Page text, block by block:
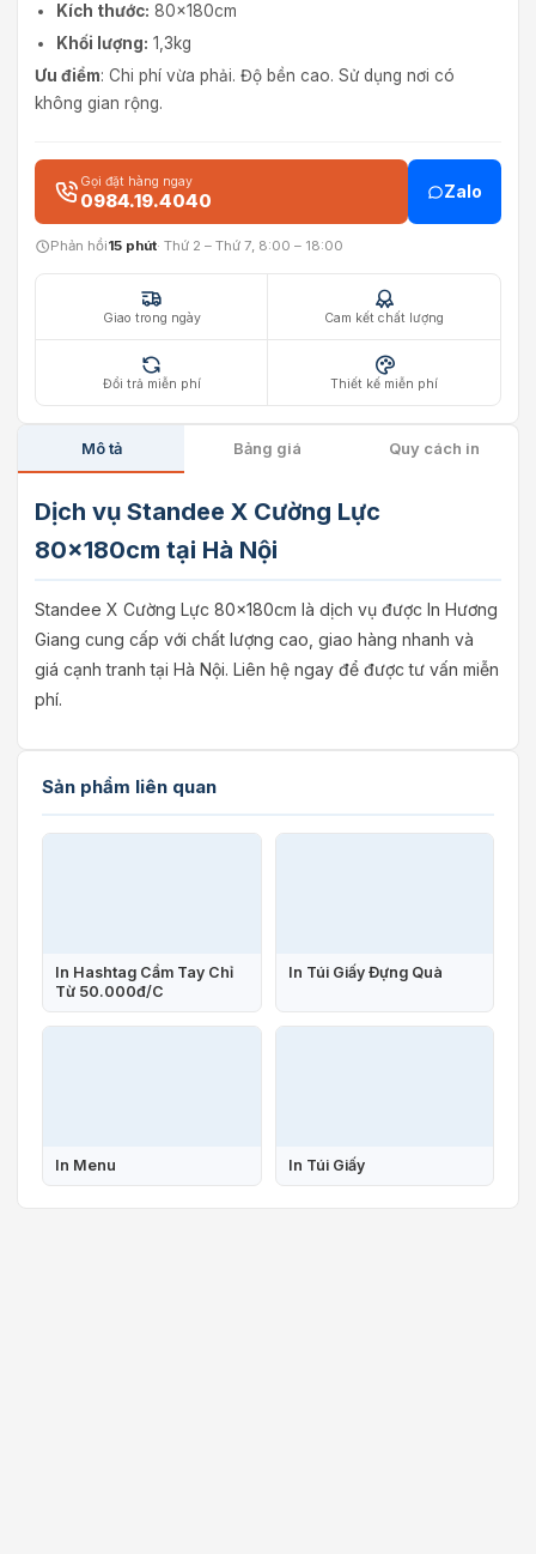
Kích thước: 80x180cm
Khối lượng: 1,3kg
Ưu điểm: Chi phí vừa phải. Độ bền cao. Sử dụng nơi có
không gian rộng.
Gọi đặt hàng ngay
0984.19.4040 Zalo
Phản hồi15 phút· Thứ 2 – Thứ 7, 8:00 – 18:00
Giao trong ngày Cam kết chất lượng
Đổi trả miễn phí Thiết kế miễn phí
Mô tả Bảng giá Quy cách in
Dịch vụ Standee X Cường Lực
80x180cm tại Hà Nội
Standee X Cường Lực 80x180cm là dịch vụ được In Hương
Giang cung cấp với chất lượng cao, giao hàng nhanh và
giá cạnh tranh tại Hà Nội. Liên hệ ngay để được tư vấn miễn
phí.
Sản phẩm liên quan
In Hashtag Cầm Tay Chỉ
Từ 50.000đ/C
In Túi Giấy Đựng Quà
In Menu In Túi Giấy